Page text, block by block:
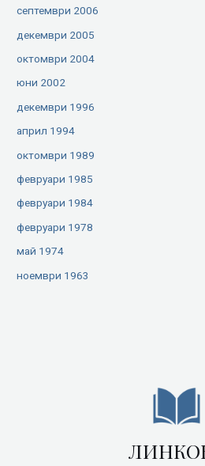
септември 2006
декември 2005
октомври 2004
юни 2002
декември 1996
април 1994
октомври 1989
февруари 1985
февруари 1984
февруари 1978
май 1974
ноември 1963